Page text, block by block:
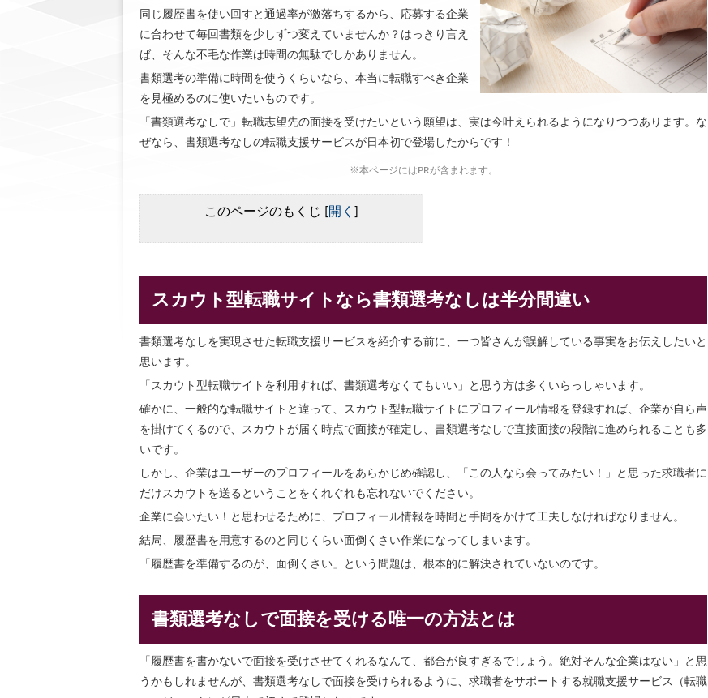
同じ履歴書を使い回すと通過率が激落ちするから、応募する企業
に合わせて毎回書類を少しずつ変えていませんか？はっきり言え
ば、そんな不毛な作業は時間の無駄でしかありません。
書類選考の準備に時間を使うくらいなら、本当に転職すべき企業
を見極めるのに使いたいものです。
「書類選考なしで」転職志望先の面接を受けたいという願望は、実は今叶えられるようになりつつあります。な
ぜなら、書類選考なしの転職支援サービスが日本初で登場したからです！
※本ページにはPRが含まれます。
このページのもくじ [開く ]
スカウト型転職サイトなら書類選考なしは半分間違い
書類選考なしを実現させた転職支援サービスを紹介する前に、一つ皆さんが誤解している事実をお伝えしたいと
思います。
「スカウト型転職サイトを利用すれば、書類選考なくてもいい」と思う方は多くいらっしゃいます。
確かに、一般的な転職サイトと違って、スカウト型転職サイトにプロフィール情報を登録すれば、企業が自ら声
を掛けてくるので、スカウトが届く時点で面接が確定し、書類選考なしで直接面接の段階に進められることも多
いです。
しかし、企業はユーザーのプロフィールをあらかじめ確認し、「この人なら会ってみたい！」と思った求職者に
だけスカウトを送るということをくれぐれも忘れないでください。
企業に会いたい！と思わせるために、プロフィール情報を時間と手間をかけて工夫しなければなりません。
結局、履歴書を用意するのと同じくらい面倒くさい作業になってしまいます。
「履歴書を準備するのが、面倒くさい」という問題は、根本的に解決されていないのです。
書類選考なしで面接を受ける唯一の方法とは
「履歴書を書かないで面接を受けさせてくれるなんて、都合が良すぎるでしょう。絶対そんな企業はない」と思
うかもしれませんが、書類選考なしで面接を受けられるように、求職者をサポートする就職支援サービス（転職